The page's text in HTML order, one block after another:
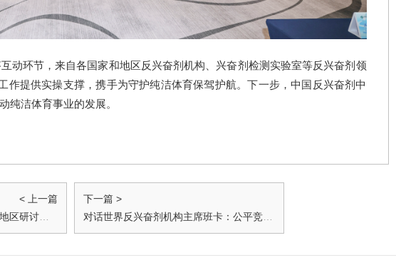
动环节，来自各国家和地区反兴奋剂机构、兴奋剂检测实验室等反兴奋剂领
作提供实操支撑，携手为守护纯洁体育保驾护航。下一步，中国反兴奋剂中
纯洁体育事业的发展。
< 上一篇
2026年世界反兴奋剂机构亚大地区研讨会在京举办
下一篇 >